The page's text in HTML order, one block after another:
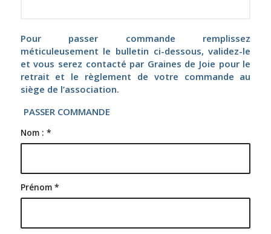
Pour passer commande remplissez
méticuleusement le bulletin ci-dessous, validez-le
et vous serez contacté par Graines de Joie pour le
retrait et le règlement de votre commande au
siège de l’association.
PASSER COMMANDE
Nom : *
Prénom *